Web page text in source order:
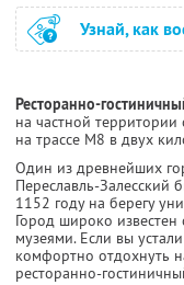
Узнай, как
Ресторанно-
на частной
на трассе М8 в двух
Один из древнейших
Переславль-
1152 году на берегу
Город широко
музеями. Если вы
комфортно отдохнуть
ресторанно-